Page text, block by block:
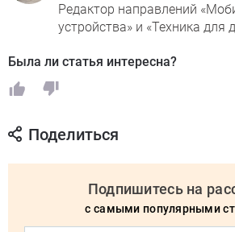
Редактор направлений
устройства» и «Техника для
Была ли статья интересна?
Поделиться
Подпишитесь на
с самыми популярными